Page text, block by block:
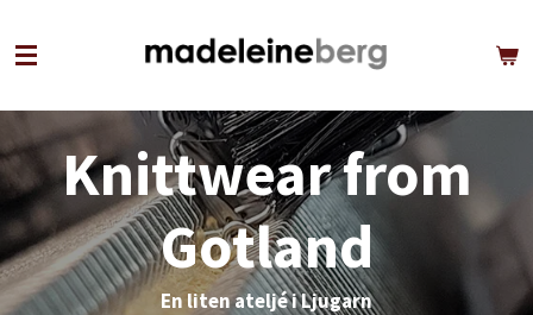
till
Knittwear from
Gotland
En liten ateljé i Ljugarn